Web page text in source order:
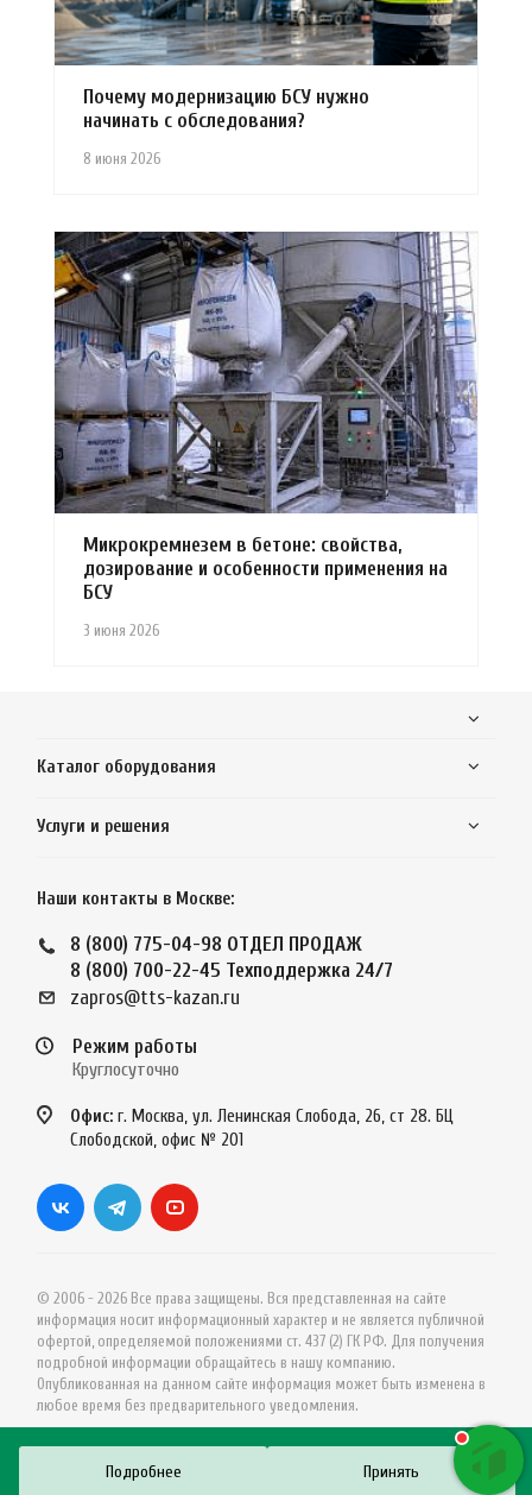
8 июня 2026
Почему модернизацию БСУ нужно
начинать с обследования?
3 июня 2026
Микрокремнезем в бетоне: свойства,
дозирование и особенности применения на
БСУ
Каталог оборудования
Услуги и решения
Наши контакты в Москве:
8 (800) 775-04-98 ОТДЕЛ ПРОДАЖ
8 (800) 700-22-45 Техподдержка 24/7
zapros@tts-kazan.ru
Режим работы
Круглосуточно
Офис: г. Москва, ул. Ленинская Слобода, 26, ст 28. БЦ
Слободской, офис № 201
© 2006 - 2026 Все права защищены. Вся представленная на сайте
информация носит информационный характер и не является публичной
офертой, определяемой положениями ст. 437 (2) ГК РФ. Для получения
подробной информации обращайтесь в нашу компанию.
Опубликованная на данном сайте информация может быть изменена в
любое время без предварительного уведомления.
Подробнее Принять